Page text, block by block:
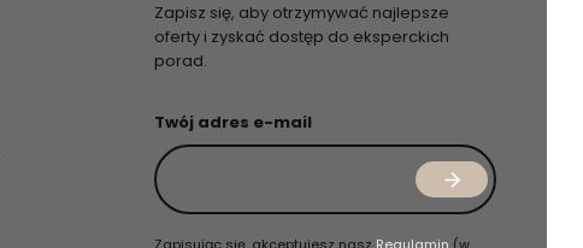
Zapisz się, aby otrzymywać najlepsze
oferty i zyskać dostęp do eksperckich
porad.
Twój adres e-mail